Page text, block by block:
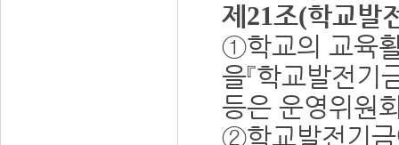
제 21조(학교발
①학교의 교육
을『학교발전기
등은 운영위원
②학교발전기